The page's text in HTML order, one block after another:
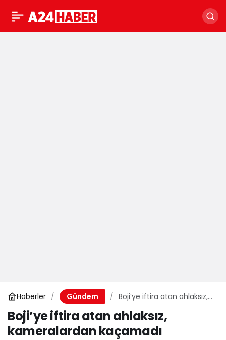
Haberler Gündem
Boji’ye iftira atan ahlaksız,
Boji’ye iftira atan ahlaksız,
kameralardan kaçamadı